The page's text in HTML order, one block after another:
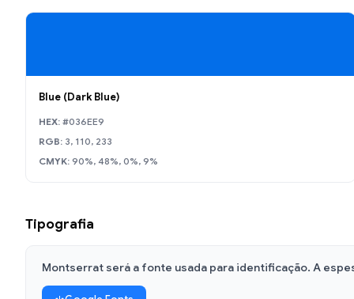
Blue (Dark Blue)
HEX: #036EE9
RGB: 3, 110, 233
CMYK: 90%, 48%, 0%, 9%
Tipografia
Montserrat será a fonte usada para identificação. A